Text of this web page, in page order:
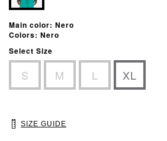
Main color: Nero
Colors: Nero
Select Size
S M L XL
SIZE GUIDE